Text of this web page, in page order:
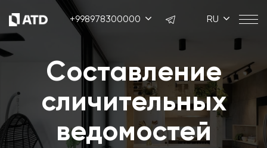
+998978300000 RU
Составление
сличительных
ведомостей